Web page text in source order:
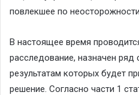
повлекшее по
В настоящее время
расследование, назначен ряд
результатам которых будет
решение. Согласно части 1